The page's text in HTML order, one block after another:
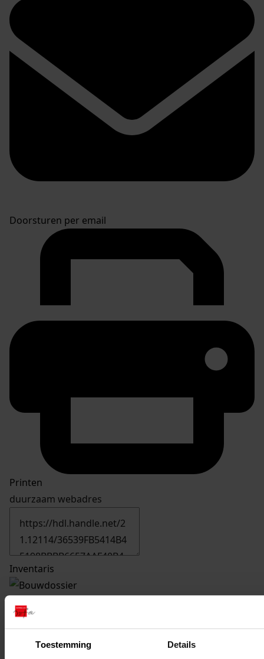
Toestemming Details
Doorsturen per email
Printen
duurzaam webadres
Inventaris
Datering
Beschrijving: